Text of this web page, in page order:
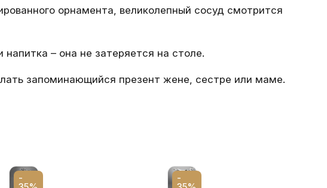
орнамента, великолепный сосуд смотрится
– она не затеряется на столе.
запоминающийся презент жене, сестре или маме.
- -